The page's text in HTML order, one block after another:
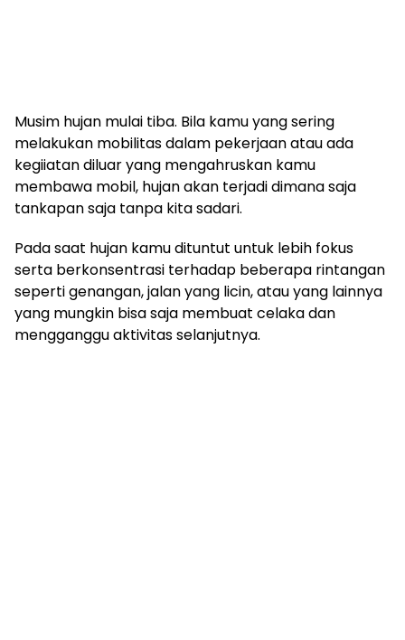
Musim hujan mulai tiba. Bila kamu yang sering
melakukan mobilitas dalam pekerjaan atau ada
kegiiatan diluar yang mengahruskan kamu
membawa mobil, hujan akan terjadi dimana saja
tankapan saja tanpa kita sadari.
Pada saat hujan kamu dituntut untuk lebih fokus
serta berkonsentrasi terhadap beberapa rintangan
seperti genangan, jalan yang licin, atau yang lainnya
yang mungkin bisa saja membuat celaka dan
mengganggu aktivitas selanjutnya.